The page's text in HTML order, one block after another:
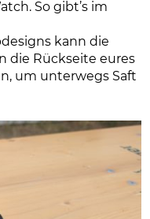
So gibt’s im
kann die
die Rückseite eures
um unterwegs Saft